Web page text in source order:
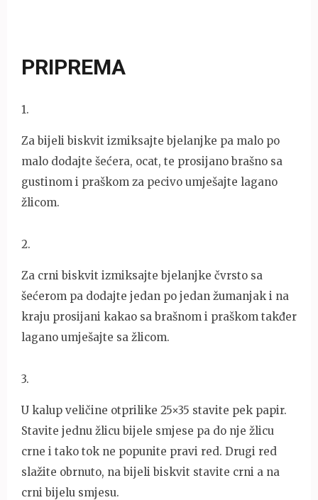
PRIPREMA
1.
Za bijeli biskvit izmiksajte bjelanjke pa malo po
malo dodajte šećera, ocat, te prosijano brašno sa
gustinom i praškom za pecivo umješajte lagano
žlicom.
2.
Za crni biskvit izmiksajte bjelanjke čvrsto sa
šećerom pa dodajte jedan po jedan žumanjak i na
kraju prosijani kakao sa brašnom i praškom takđer
lagano umješajte sa žlicom.
3.
U kalup veličine otprilike 25×35 stavite pek papir.
Stavite jednu žlicu bijele smjese pa do nje žlicu
crne i tako tok ne popunite pravi red. Drugi red
slažite obrnuto, na bijeli biskvit stavite crni a na
crni bijelu smjesu.